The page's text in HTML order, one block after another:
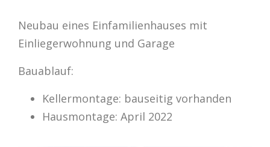
Neubau eines Einfamilienhauses mit
Einliegerwohnung und Garage
Bauablauf:
Kellermontage: bauseitig vorhanden
Hausmontage: April 2022